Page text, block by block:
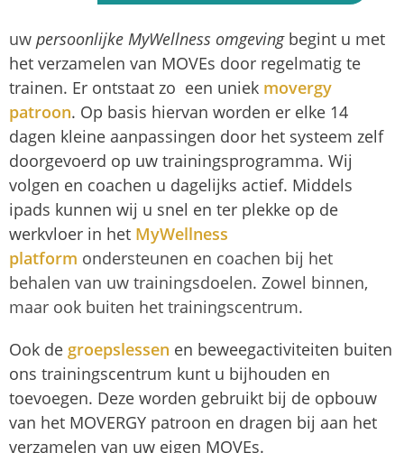
uw persoonlijke MyWellness omgevingbegint u met
het verzamelen van MOVEs door regelmatig te
trainen. Er ontstaat zo een uniek movergy
patroon. Op basis hiervan worden er elke 14
dagen kleine aanpassingen door het systeem zelf
doorgevoerd op uw trainingsprogramma. Wij
volgen en coachen u dagelijks actief. Middels
ipads kunnen wij u snel en ter plekke op de
werkvloer in het MyWellness
platform ondersteunen en coachen bij het
behalen van uw trainingsdoelen. Zowel binnen,
maar ook buiten het trainingscentrum.
Ook de groepslessen en beweegactiviteiten buiten
ons trainingscentrum kunt u bijhouden en
toevoegen. Deze worden gebruikt bij de opbouw
van het MOVERGY patroon en dragen bij aan het
verzamelen van uw eigen MOVEs.